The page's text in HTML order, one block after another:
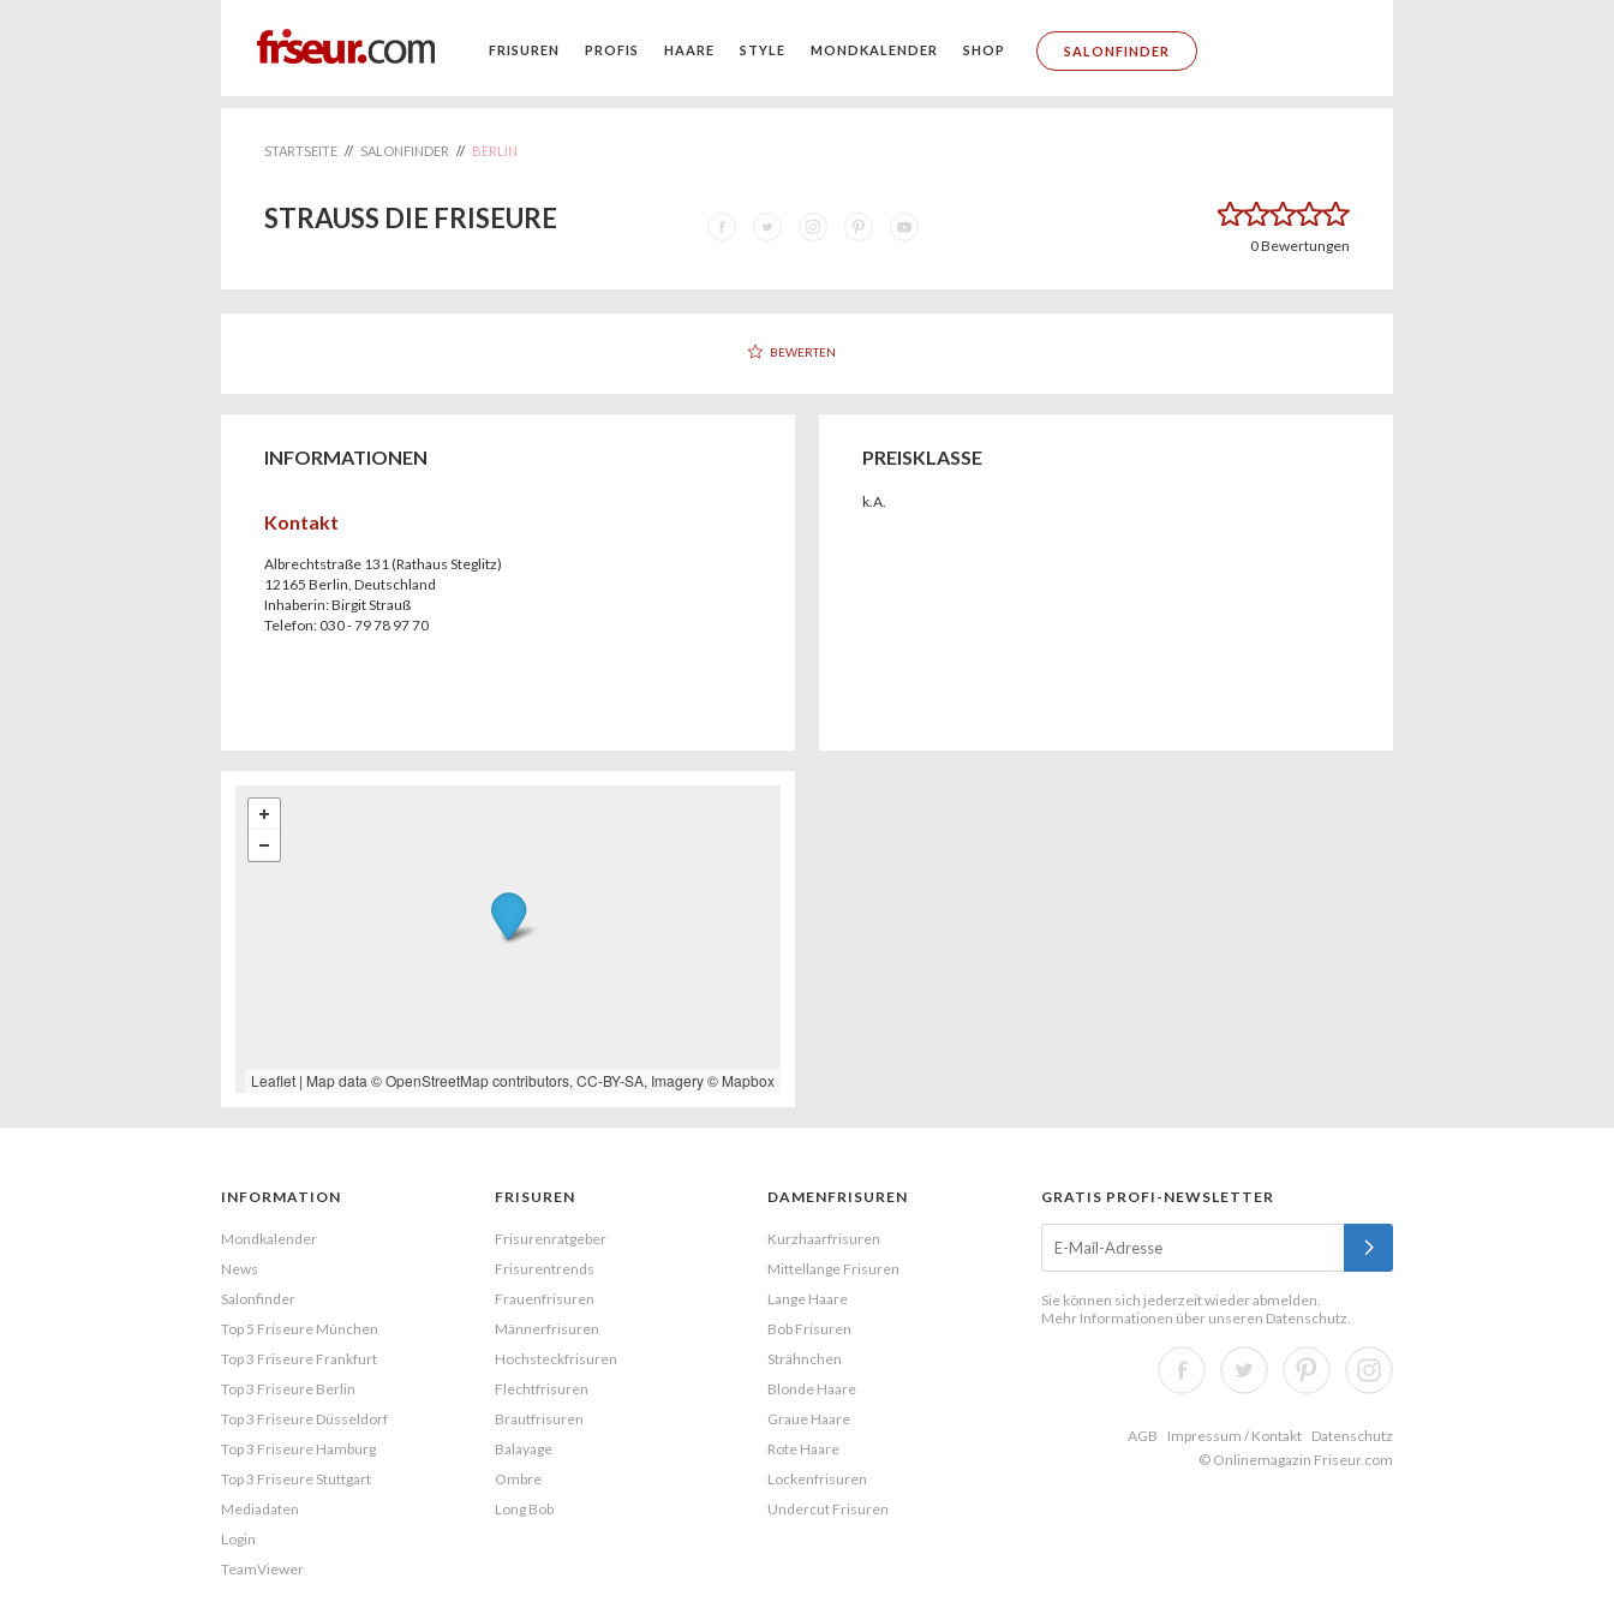
FRISUREN PROFIS HAARE STYLE MONDKALENDER SHOP SALONFINDER
STARTSEITE // SALONFINDER // BERLIN
STRAUSS DIE FRISEURE
0Bewertungen
BEWERTEN
INFORMATIONEN
Kontakt
Albrechtstraße 131 (Rathaus Steglitz)
12165 Berlin, Deutschland
Inhaberin:Birgit Strauß
Telefon: 030 - 79 78 97 70
PREISKLASSE
k.A.
Leaflet| Map data ©OpenStreetMapcontributors, CC-BY-SA, Imagery © Mapbox
INFORMATION
Mondkalender
News
Salonfinder
Top 5 Friseure München
Top 3 Friseure Frankfurt
Top 3 Friseure Berlin
Top 3 Friseure Düsseldorf
Top 3 Friseure Hamburg
Top 3 Friseure Stuttgart
Mediadaten
Login
TeamViewer
FRISUREN
Frisurenratgeber
Frisurentrends
Frauenfrisuren
Männerfrisuren
Hochsteckfrisuren
Flechtfrisuren
Brautfrisuren
Balayage
Ombre
Long Bob
DAMENFRISUREN
Kurzhaarfrisuren
Mittellange Frisuren
Lange Haare
Bob Frisuren
Strähnchen
Blonde Haare
Graue Haare
Rote Haare
Lockenfrisuren
Undercut Frisuren
GRATIS PROFI-NEWSLETTER
Sie können sich jederzeit wieder abmelden.
Mehr Informationen über unseren Datenschutz.
AGB Impressum / Kontakt
Datenschutz
© Onlinemagazin Friseur.com